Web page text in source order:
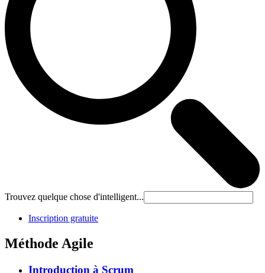
Trouvez quelque chose d'intelligent...
Inscription gratuite
Méthode Agile
Introduction à Scrum